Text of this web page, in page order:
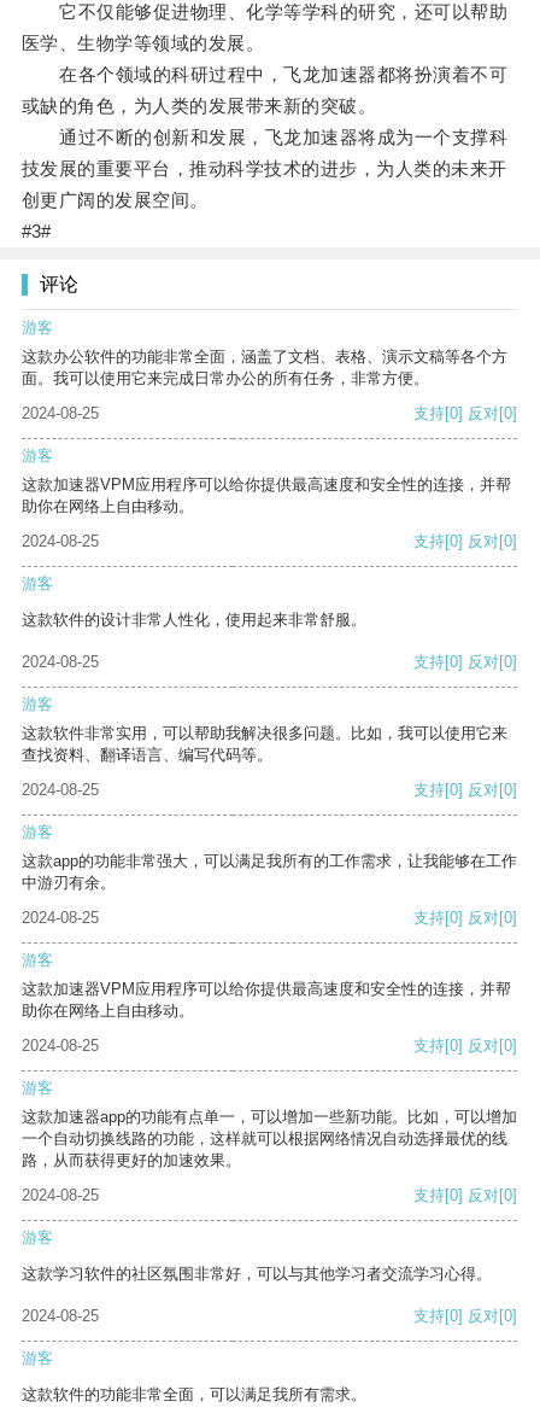
它不仅能够促进物理、化学等学科的研究，还可以帮助
医学、生物学等领域的发展。
在各个领域的科研过程中，飞龙加速器都将扮演着不可
或缺的角色，为人类的发展带来新的突破。
通过不断的创新和发展，飞龙加速器将成为一个支撑科
技发展的重要平台，推动科学技术的进步，为人类的未来开
创更广阔的发展空间。
#3#
评论
游客
这款办公软件的功能非常全面，涵盖了文档、表格、演示文稿等各个方
面。我可以使用它来完成日常办公的所有任务，非常方便。
2024-08-25
支持[0] 反对[0]
游客
这款加速器VPM应用程序可以给你提供最高速度和安全性的连接，并帮
助你在网络上自由移动。
2024-08-25
支持[0] 反对[0]
游客
这款软件的设计非常人性化，使用起来非常舒服。
2024-08-25 支持[0] 反对[0]
游客
这款软件非常实用，可以帮助我解决很多问题。比如，我可以使用它来
查找资料、翻译语言、编写代码等。
2024-08-25
支持[0] 反对[0]
游客
这款app的功能非常强大，可以满足我所有的工作需求，让我能够在工作
中游刃有余。
2024-08-25
支持[0] 反对[0]
游客
这款加速器VPM应用程序可以给你提供最高速度和安全性的连接，并帮
助你在网络上自由移动。
2024-08-25
支持[0] 反对[0]
游客
这款加速器app的功能有点单一，可以增加一些新功能。比如，可以增加
一个自动切换线路的功能，这样就可以根据网络情况自动选择最优的线
路，从而获得更好的加速效果。
2024-08-25
支持[0] 反对[0]
游客
这款学习软件的社区氛围非常好，可以与其他学习者交流学习心得。
2024-08-25 支持[0] 反对[0]
游客
这款软件的功能非常全面，可以满足我所有需求。